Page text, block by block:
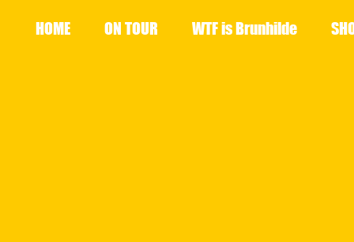
HOME ON TOUR WTF is Brunhilde